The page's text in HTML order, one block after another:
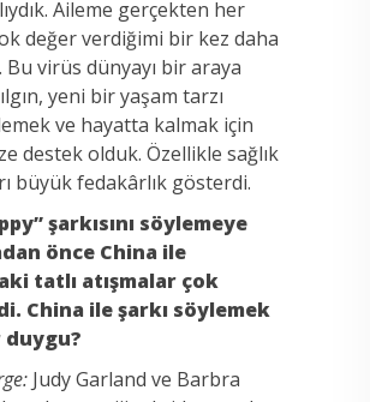
Aileme gerçekten her
değer verdiğimi bir kez daha
Bu virüs dünyayı bir araya
yeni bir yaşam tarzı
ve hayatta kalmak için
destek olduk. Özellikle sağlık
büyük fedakârlık gösterdi.
şarkısını söylemeye
önce China ile
tatlı atışmalar çok
China ile şarkı söylemek
duygu?
Judy Garland ve Barbra